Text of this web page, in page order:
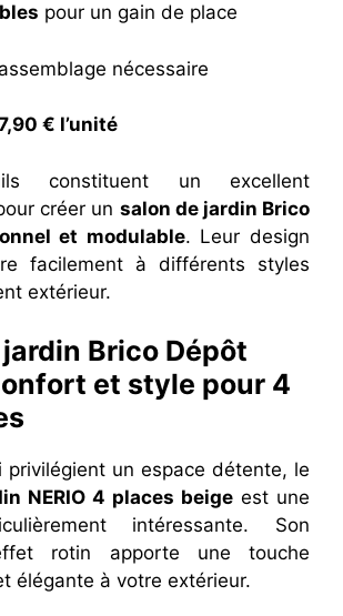
pour un gain de place
nécessaire
€ l’unité
constituent un excellent
créer un salon de jardin Brico
et modulable. Leur design
facilement à différents styles
extérieur.
Brico Dépôt
et style pour 4
privilégient un espace détente, le
NERIO 4 places beige est une
intéressante. Son
rotin apporte une touche
élégante à votre extérieur.